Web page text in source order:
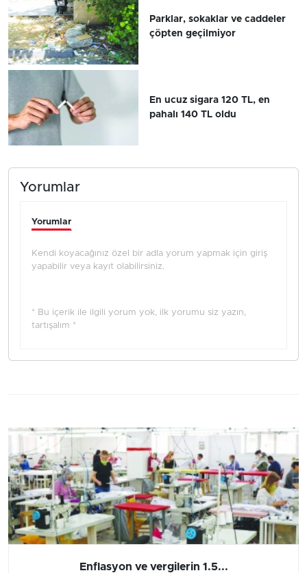
Parklar, sokaklar ve caddeler
çöpten geçilmiyor
En ucuz sigara 120 TL, en
pahalı 140 TL oldu
Yorumlar
Yorumlar
Kendi koyacağınız özel bir adla yorum yapmak için giriş
yapabilir veya kayıt olabilirsiniz.
* Bu içerik ile ilgili yorum yok, ilk yorumu siz yazın,
tartışalım *
Enflasyon ve vergilerin 1.5...